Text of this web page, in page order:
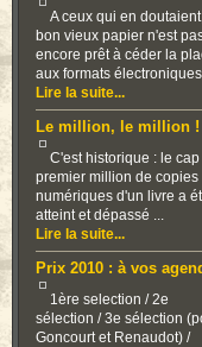
A ceux qui en
bon vieux papier n'est
encore prêt à céder la
aux formats
Lire la suite...
Le million, le million !
C'est historique : le cap
premier million de copies
numériques d'un livre a
atteint et dépassé ...
Lire la suite...
Prix 2010 : à vos
1ère selection / 2e
sélection / 3e sélection
Goncourt et Renaudot) /